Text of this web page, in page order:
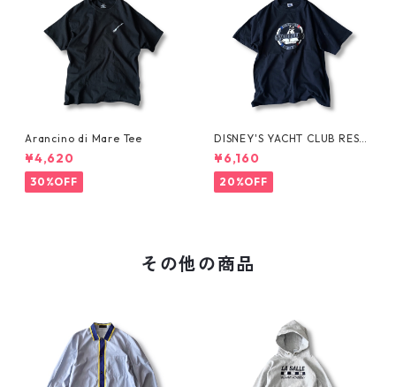
Arancino di Mare Tee
¥4,620
30%OFF
DISNEY'S YACHT CLUB RESO
RT Tee
¥6,160
20%OFF
その他の商品